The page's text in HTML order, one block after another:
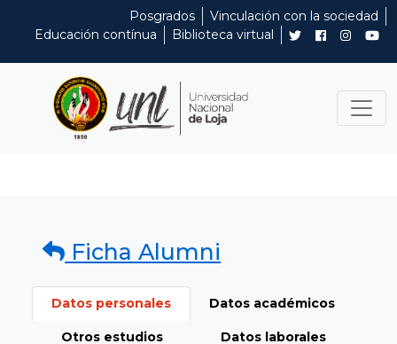
Posgrados
Vinculación con la sociedad
Educación contínua
Biblioteca virtual
Ficha Alumni
Datos personales Datos académicos
Otros estudios Datos laborales